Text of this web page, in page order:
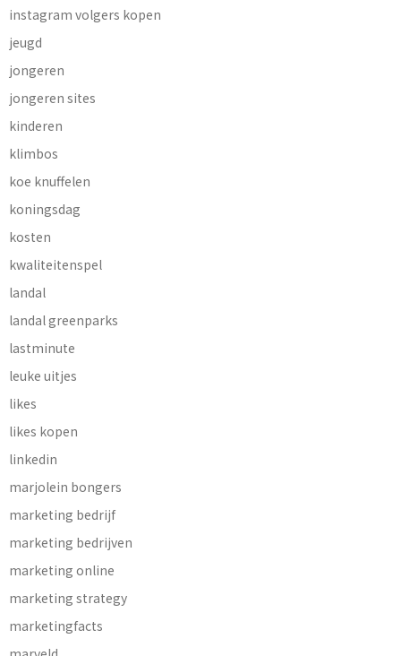
instagram volgers kopen
jeugd
jongeren
jongeren sites
kinderen
klimbos
koe knuffelen
koningsdag
kosten
kwaliteitenspel
landal
landal greenparks
lastminute
leuke uitjes
likes
likes kopen
linkedin
marjolein bongers
marketing bedrijf
marketing bedrijven
marketing online
marketing strategy
marketingfacts